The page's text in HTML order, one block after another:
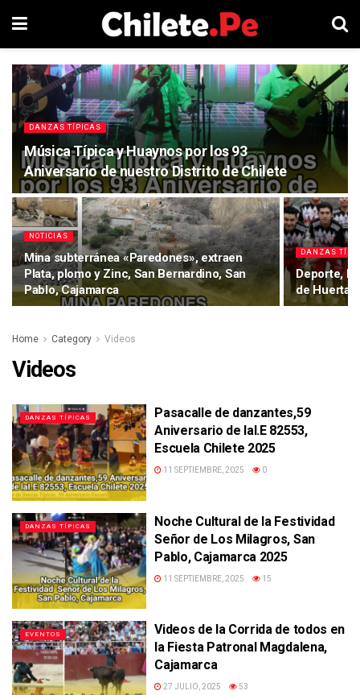
DANZAS TÍPICAS
Música Típica y Huaynos por los 93
Aniversario de nuestro Distrito de Chilete
NOTICIAS
Mina subterránea «Paredones», extraen
Plata, plomo y Zinc, San Bernardino, San
Pablo, Cajamarca
DANZAS
Deporte,
de Huertas
Home Category Videos
Videos
DANZAS TÍPICAS
Pasacalle de danzantes,59
Aniversario de laI.E 82553,
Escuela Chilete 2025
11 SEPTIEMBRE, 2025 0
DANZAS TÍPICAS
Noche Cultural de la Festividad
Señor de Los Milagros, San
Pablo, Cajamarca 2025
11 SEPTIEMBRE, 2025 15
EVENTOS
Videos de la Corrida de todos en
la Fiesta Patronal Magdalena,
Cajamarca
27 JULIO, 2025 53